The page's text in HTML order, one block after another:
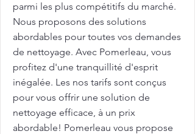
parmi les plus compétitifs du marché.
Nous proposons des solutions
abordables pour toutes vos demandes
de nettoyage. Avec Pomerleau, vous
profitez d'une tranquillité d'esprit
inégalée. Les nos tarifs sont conçus
pour vous offrir une solution de
nettoyage efficace, à un prix
abordable! Pomerleau vous propose